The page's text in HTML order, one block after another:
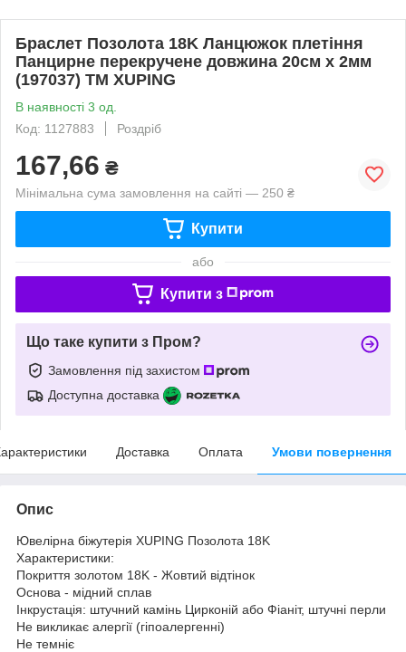
Браслет Позолота 18K Ланцюжок плетіння
Панцирне перекручене довжина 20см х 2мм
(197037) ТМ XUPING
В наявності 3 од.
Код: 1127883
Роздріб
167,66 ₴
Мінімальна сума замовлення на сайті — 250 ₴
Купити
або
Купити з
Що таке купити з Пром?
Замовлення під захистом
Доступна доставка
Доставка Оплата Умови повернення
Опис
Ювелірна біжутерія XUPING Позолота 18K
Характеристики:
Покриття золотом 18K - Жовтий відтінок
Основа - мідний сплав
Інкрустація: штучний камінь Цирконій або Фіаніт, штучні перли
Не викликає алергії (гіпоалергенні)
Не темніє